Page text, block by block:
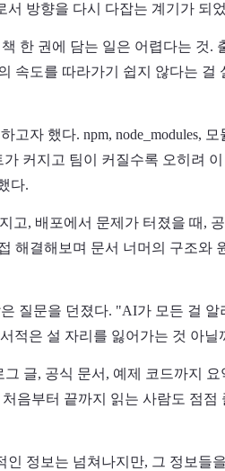
방향을 다시 다잡는 계기가 되
한 권에 담는 일은 어렵다는 것.
속도를 따라가기 쉽지 않다는 걸
자 했다. npm, node_modules, 모
커지고 팀이 커질수록 오히려 이
다.
고, 배포에서 문제가 터졌을 때,
해결해보며 문서 너머의 구조와
질문을 던졌다. "AI가 모든 걸 알
적은 설 자리를 잃어가는 것 아닐
글, 공식 문서, 예제 코드까지 요
음부터 끝까지 읽는 사람도 점점
정보는 넘쳐나지만, 그 정보들